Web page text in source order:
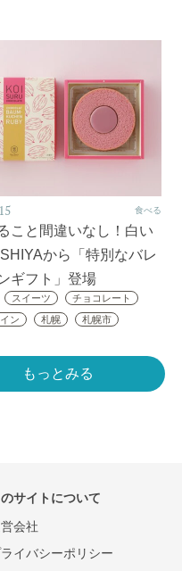
食べる
こと間違いなし！白い
から「特別なバレ
ギフト」登場
スイーツ
チョコレート
ン
札幌 札幌市
もっとみる
サイトについて
会社
イバシーポリシー